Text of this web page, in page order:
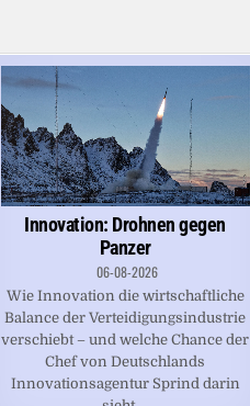
Innovation: Drohnen gegen
Panzer
06-08-2026
Wie Innovation die wirtschaftliche
Balance der Verteidigungsindustrie
verschiebt – und welche Chance der
Chef von Deutschlands
Innovationsagentur Sprind darin